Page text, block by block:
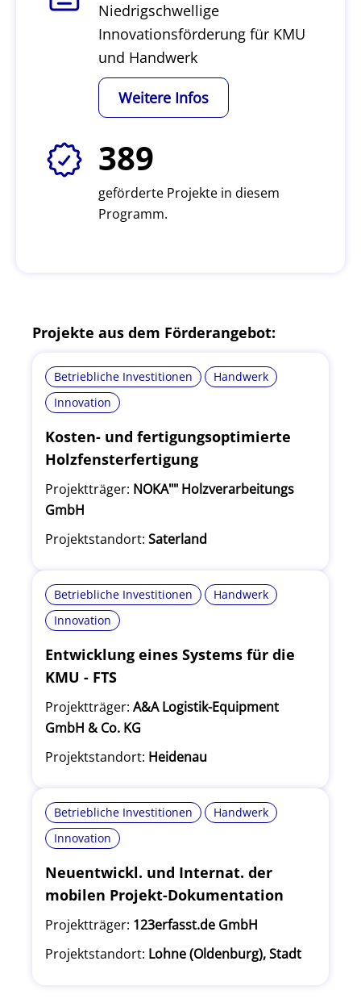
Niedrigschwellige
Innovationsförderung für KMU
und Handwerk
Weitere Infos
389
geförderte Projekte in diesem
Programm.
Projekte aus dem Förderangebot:
Betriebliche Investitionen
Handwerk
Innovation
Kosten- und fertigungsoptimierte
Holzfensterfertigung
Projektträger: NOKA"" Holzverarbeitungs
GmbH
Projektstandort: Saterland
Betriebliche Investitionen
Handwerk
Innovation
Entwicklung eines Systems für die
KMU - FTS
Projektträger: A&A Logistik-Equipment
GmbH & Co. KG
Projektstandort: Heidenau
Betriebliche Investitionen
Handwerk
Innovation
Neuentwickl. und Internat. der
mobilen Projekt-Dokumentation
Projektträger: 123erfasst.de GmbH
Projektstandort: Lohne (Oldenburg), Stadt